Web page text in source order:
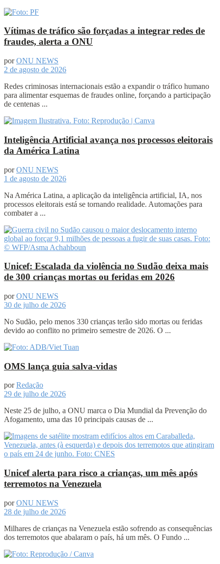
Vítimas de tráfico são forçadas a integrar redes de
fraudes, alerta a ONU
por ONU NEWS
2 de agosto de 2026
Redes criminosas internacionais estão a expandir o tráfico humano
para alimentar esquemas de fraudes online, forçando a participação
de centenas ...
Inteligência Artificial avança nos processos eleitorais
da América Latina
por ONU NEWS
1 de agosto de 2026
Na América Latina, a aplicação da inteligência artificial, IA, nos
processos eleitorais está se tornando realidade. Automações para
combater a ...
Unicef: Escalada da violência no Sudão deixa mais
de 300 crianças mortas ou feridas em 2026
por ONU NEWS
30 de julho de 2026
No Sudão, pelo menos 330 crianças terão sido mortas ou feridas
devido ao conflito no primeiro semestre de 2026. O ...
OMS lança guia salva-vidas
por Redação
29 de julho de 2026
Neste 25 de julho, a ONU marca o Dia Mundial da Prevenção do
Afogamento, uma das 10 principais causas de ...
Unicef alerta para risco a crianças, um mês após
terremotos na Venezuela
por ONU NEWS
28 de julho de 2026
Milhares de crianças na Venezuela estão sofrendo as consequências
dos terremotos que abalaram o país, há um mês. O Fundo ...